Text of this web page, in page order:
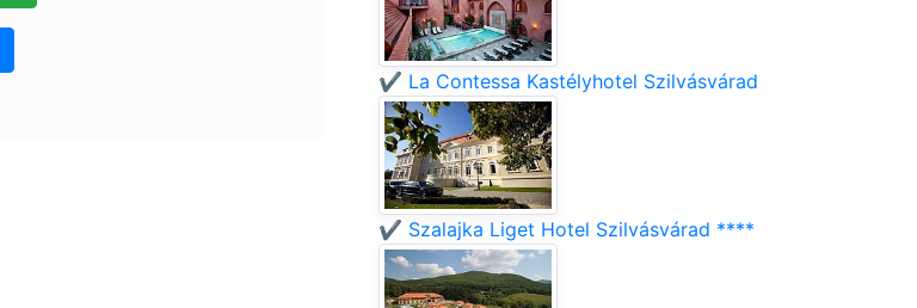
✔️ La Contessa Kastélyhotel Szilvásvárad
✔️ Szalajka Liget Hotel Szilvásvárad ****